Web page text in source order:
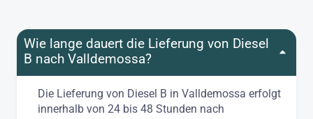
Wie lange dauert die Lieferung von Diesel
B nach Valldemossa?
Die Lieferung von Diesel B in Valldemossa erfolgt
innerhalb von 24 bis 48 Stunden nach